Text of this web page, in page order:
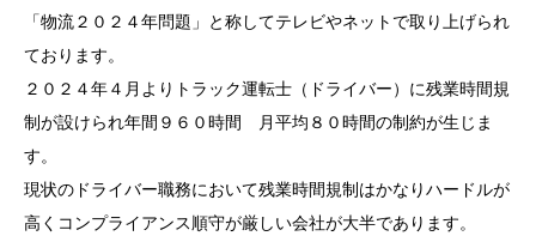
「物流２０２４年問題」と称してテレビやネットで取り上げられ
ております。
２０２４年４月よりトラック運転士（ドライバー）に残業時間規
制が設けられ年間９６０時間 月平均８０時間の制約が生じま
す。
現状のドライバー職務において残業時間規制はかなりハードルが
高くコンプライアンス順守が厳しい会社が大半であります。